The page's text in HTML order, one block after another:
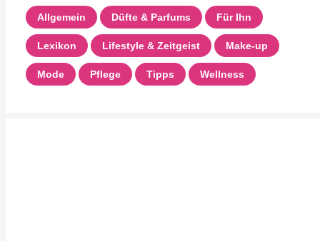
Allgemein Düfte & Parfums Für Ihn
Lexikon Lifestyle & Zeitgeist Make-up
Mode Pflege Tipps Wellness